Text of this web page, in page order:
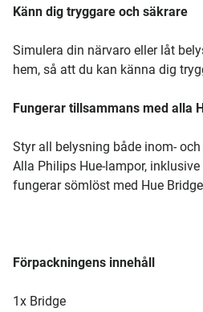
Känn dig tryggare och säkrare
Simulera din närvaro eller låt
hem, så att du kan känna dig
Fungerar tillsammans med alla
Styr all belysning både inom-
Alla Philips Hue-lampor,
fungerar sömlöst med Hue
Förpackningens innehåll
1x Bridge